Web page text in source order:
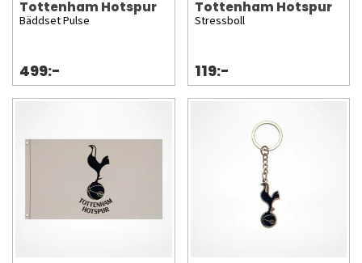
Tottenham Hotspur
Bäddset Pulse
499:-
Tottenham Hotspur
Stressboll
119:-